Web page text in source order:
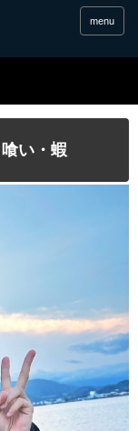
menu
い・蝦